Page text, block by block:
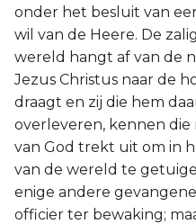
onder het besluit van
wil van de Heere. De
wereld hangt af van de
Jezus Christus naar de
draagt en zij die hem
overleveren, kennen
van God trekt uit om in
van de wereld te
enige andere
officier ter bewaking;